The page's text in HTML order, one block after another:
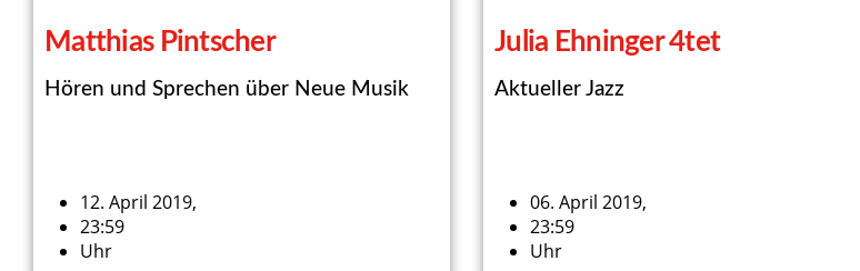
Matthias Pintscher
Hören und Sprechen über Neue Musik
12. April 2019,
23:59
Uhr
Julia Ehninger 4tet
Aktueller Jazz
06. April 2019,
23:59
Uhr